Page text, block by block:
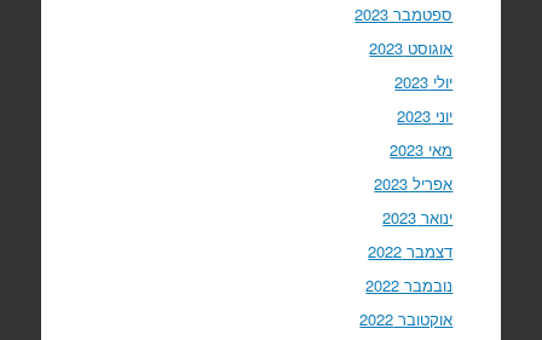
ספטמבר 2023
אוגוסט 2023
יולי 2023
יוני 2023
מאי 2023
אפריל 2023
ינואר 2023
דצמבר 2022
נובמבר 2022
אוקטובר 2022